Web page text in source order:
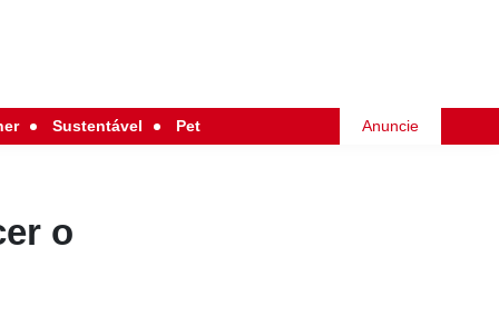
Sustentável Pet Anuncie
o